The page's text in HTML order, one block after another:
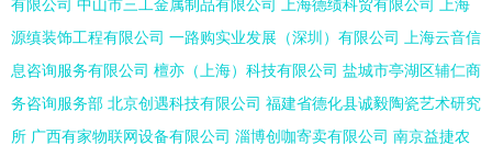
有限公司 中山市三工金属制品有限公司 上海德绩科贸有限公司
上海
源缜装饰工程有限公司 一路购实业发展（深圳）有限公司
上海云音信
息咨询服务有限公司 檀亦（上海）科技有限公司 盐城市亭湖区辅仁商
务咨询服务部 北京创遇科技有限公司 福建省德化县诚毅陶瓷艺术研究
所 广西有家物联网设备有限公司 淄博创咖寄卖有限公司 南京益捷农